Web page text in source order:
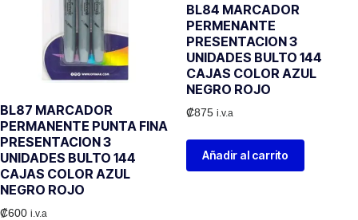
BL87 MARCADOR
PERMANENTE PUNTA FINA
PRESENTACION 3
UNIDADES BULTO 144
CAJAS COLOR AZUL
NEGRO ROJO
₡600 i.v.a
BL84 MARCADOR
PERMENANTE
PRESENTACION 3
UNIDADES BULTO 144
CAJAS COLOR AZUL
NEGRO ROJO
₡875 i.v.a
Añadir al carrito